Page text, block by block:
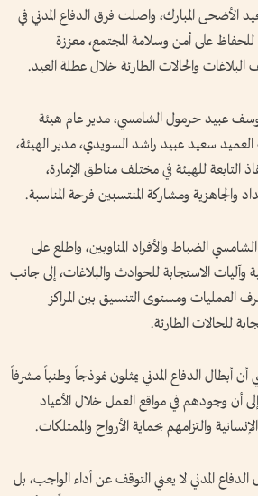
الأضحى المبارك، واصلت فرق الدفاع المدني في
للحفاظ على أمن وسلامة المجتمع، معززة
والحالات الطارئة خلال عطلة العيد.
يوسف عبيد حرمول الشامسي، مدير عام هيئة
العميد سعيد عبيد راشد السويدي، مدير الهيئة،
التابعة للهيئة في مختلف مناطق الإمارة،
والجاهزية ومشاركة المنتسبين فرحة المناسبة.
الضباط والأفراد المناوبين، واطلع على
وآليات الاستجابة للحوادث والبلاغات، إلى جانب
العمليات ومستوى التنسيق بين المراكز
للحالات الطارئة.
أبطال الدفاع المدني يمثلون نموذجاً وطنياً مشرفاً
أن وجودهم في مواقع العمل خلال الأعياد
والتزامهم بحماية الأرواح والممتلكات.
المدني لا يعني التوقف عن أداء الواجب، بل